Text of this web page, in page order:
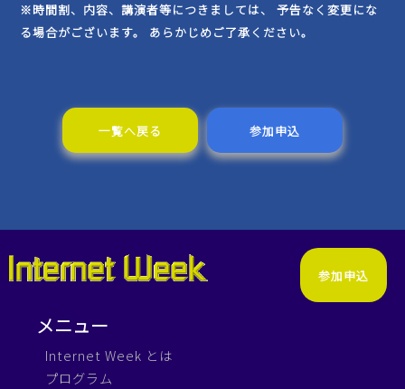
※時間割、内容、講演者等につきましては、 予告なく変更にな
る場合がございます。 あらかじめご了承ください。
一覧へ戻る 参加申込
メニュー
Internet Week とは
プログラム
参加申込